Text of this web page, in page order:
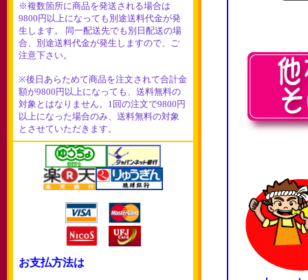
※複数箇所に商品を発送される場合は
9800円以上になっても別途送料代金が発
生します。 同一配送先でも別日配送の場
合、別途送料代金が発生しますので、ご
注意下さい。
※後日あらためて商品を注文されて合計金
額が9800円以上になっても、送料無料の
対象とはなりません。1回の注文で9800円
以上になった場合のみ、送料無料の対象
とさせていただきます。
お支払方法は